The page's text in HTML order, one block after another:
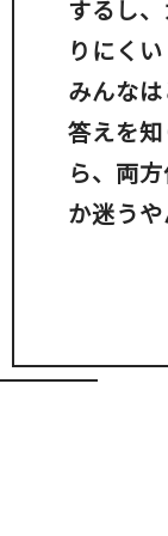
するし
りにく
みんな
答えを
ら、両
か迷う